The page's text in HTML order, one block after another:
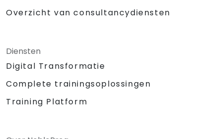
Overzicht van consultancydiensten
Diensten
Digital Transformatie
Complete trainingsoplossingen
Training Platform